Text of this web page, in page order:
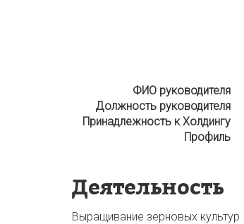
ФИО руководителя
Должность руководителя
Принадлежность к Холдингу
Профиль
Деятельность
Выращивание зерновых культур